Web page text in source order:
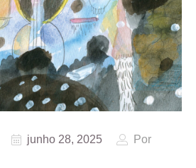
junho 28, 2025
Por